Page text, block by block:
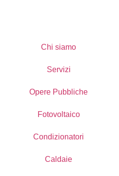
Chi siamo
Servizi
Opere Pubbliche
Fotovoltaico
Condizionatori
Caldaie